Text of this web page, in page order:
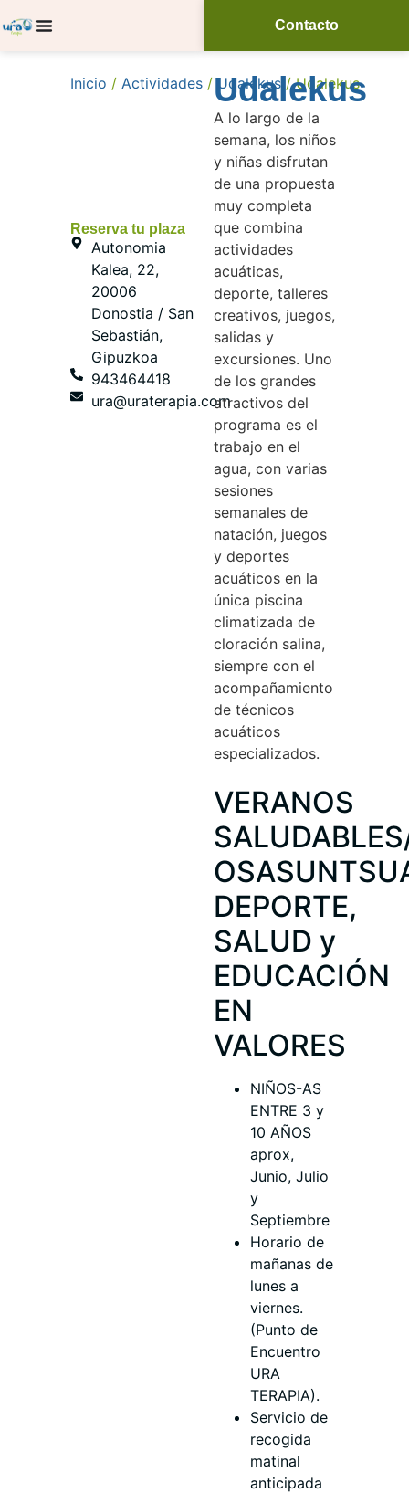
Contacto
Inicio /Actividades /Udalekus / Udalekus
Reserva tu plaza
Autonomia
Kalea, 22,
20006
Donostia / San
Sebastián,
Gipuzkoa
943464418
ura@uraterapia.com
Udalekus
A lo largo de la
semana, los niños
y niñas disfrutan
de una propuesta
muy completa
que combina
actividades
acuáticas,
deporte, talleres
creativos, juegos,
salidas y
excursiones. Uno
de los grandes
atractivos del
programa es el
trabajo en el
agua, con varias
sesiones
semanales de
natación, juegos
y deportes
acuáticos en la
única piscina
climatizada de
cloración salina,
siempre con el
acompañamiento
de técnicos
acuáticos
especializados.
VERANOS
DEPORTE,
SALUD y
EDUCACIÓN
EN
VALORES
NIÑOS-AS
ENTRE 3 y
10 AÑOS
aprox,
Junio, Julio
y
Septiembre
Horario de
mañanas de
lunes a
viernes.
(Punto de
Encuentro
URA
TERAPIA).
Servicio de
recogida
matinal
anticipada